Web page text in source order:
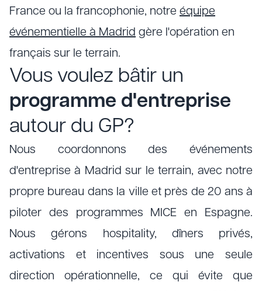
France ou la francophonie, notre équipe
événementielle à Madrid gère l'opération en
français sur le terrain.
Vous voulez bâtir un
programme d'entreprise
autour du GP?
Nous coordonnons des événements
d'entreprise à Madrid sur le terrain, avec notre
propre bureau dans la ville et près de 20 ans à
piloter des programmes MICE en Espagne.
Nous gérons hospitality, dîners privés,
activations et incentives sous une seule
direction opérationnelle, ce qui évite que